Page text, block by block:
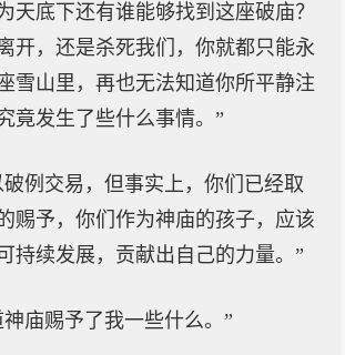
天底下还有谁能够找到这座破庙？
开，还是杀死我们，你就都只能永
雪山里，再也无法知道你所平静注
竟发生了些什么事情。”
破例交易，但事实上，你们已经取
赐予，你们作为神庙的孩子，应该
持续发展，贡献出自己的力量。”
神庙赐予了我一些什么。”